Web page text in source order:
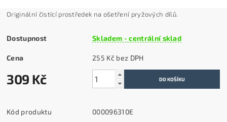
Originální čistící prostředek na ošetření pryžových dílů.
Dostupnost Skladem - centrální sklad
Cena 255 Kč bez DPH
309 Kč
Kód produktu 000096310E